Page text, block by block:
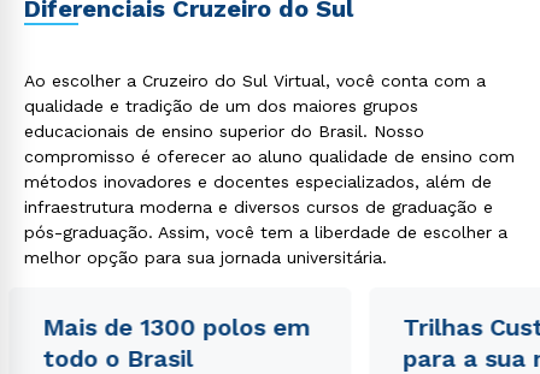
Diferenciais Cruzeiro do Sul
Ao escolher a Cruzeiro do Sul Virtual, você conta com a
qualidade e tradição de um dos maiores grupos
educacionais de ensino superior do Brasil. Nosso
compromisso é oferecer ao aluno qualidade de ensino com
métodos inovadores e docentes especializados, além de
infraestrutura moderna e diversos cursos de graduação e
pós-graduação. Assim, você tem a liberdade de escolher a
melhor opção para sua jornada universitária.
Mais de 1300 polos em
todo o Brasil
Trilhas
para a sua
Rápido e fácil
WhatsApp